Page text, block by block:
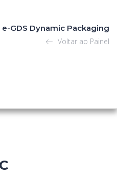
e-GDS Dynamic Packaging
Voltar ao Painel